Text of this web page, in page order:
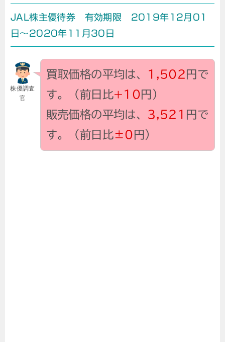
JAL株主優待券 有効期限 2019年12月01
日～2020年11月30日
株優調査
官
買取価格の平均は、 1,502 円で
す。（前日比+10円）
販売価格の平均は、 3,521 円で
す。（前日比±0 円）